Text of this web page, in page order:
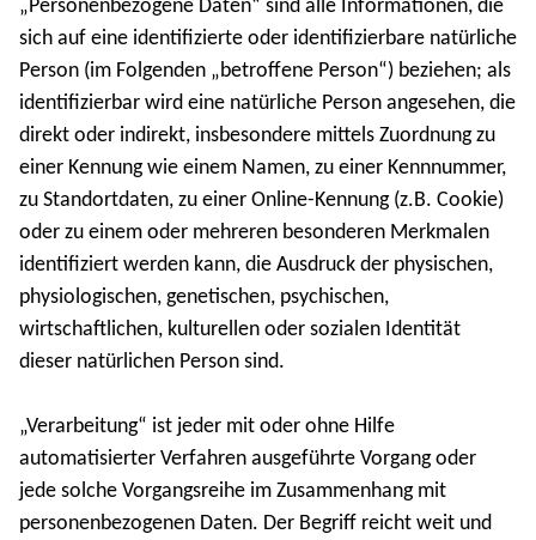
„Personenbezogene Daten“ sind alle Informationen, die
sich auf eine identifizierte oder identifizierbare natürliche
Person (im Folgenden „betroffene Person“) beziehen; als
identifizierbar wird eine natürliche Person angesehen, die
direkt oder indirekt, insbesondere mittels Zuordnung zu
einer Kennung wie einem Namen, zu einer Kennnummer,
zu Standortdaten, zu einer Online-Kennung (z.B. Cookie)
oder zu einem oder mehreren besonderen Merkmalen
identifiziert werden kann, die Ausdruck der physischen,
physiologischen, genetischen, psychischen,
wirtschaftlichen, kulturellen oder sozialen Identität
dieser natürlichen Person sind.
„Verarbeitung“ ist jeder mit oder ohne Hilfe
automatisierter Verfahren ausgeführte Vorgang oder
jede solche Vorgangsreihe im Zusammenhang mit
personenbezogenen Daten. Der Begriff reicht weit und